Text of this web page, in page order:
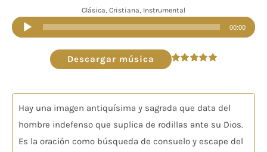
Clásica, Cristiana, Instrumental
Reproductor
de
audio
00:00
Descargar música
Hay una imagen antiquísima y sagrada que data del
hombre indefenso que suplica de rodillas ante su Dios.
Es la oración como búsqueda de consuelo y escape del